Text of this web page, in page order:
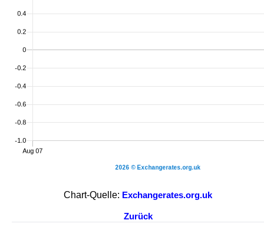
Chart-Quelle: Exchangerates.org.uk
Zurück